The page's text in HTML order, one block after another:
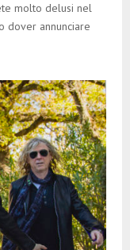
molto delusi nel
dover annunciare